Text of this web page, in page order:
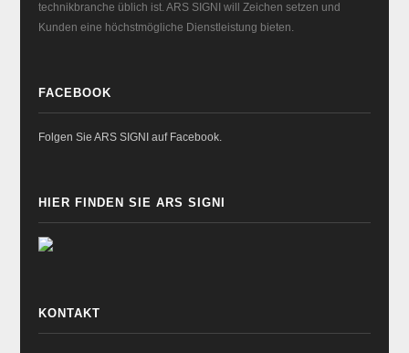
technikbranche üblich ist. ARS SIGNI will Zeichen setzen und
Kunden eine höchstmögliche Dienstleistung bieten.
FACEBOOK
Folgen Sie ARS SIGNI auf Facebook.
HIER FINDEN SIE ARS SIGNI
KONTAKT